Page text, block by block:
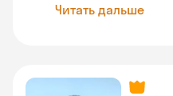
Читать дальше